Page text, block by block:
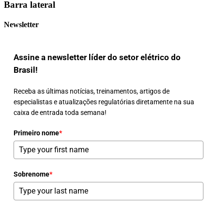
Barra lateral
Newsletter
Assine a newsletter líder do setor elétrico do
Brasil!
Receba as últimas notícias, treinamentos, artigos de
especialistas e atualizações regulatórias diretamente na sua
caixa de entrada toda semana!
Primeiro nome*
Sobrenome*